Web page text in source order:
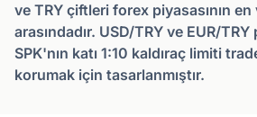
ve TRY çiftleri forex piyasasının
arasındadır. USD/TRY ve EUR/
SPK'nın katı 1:10 kaldıraç limiti
korumak için tasarlanmıştır.